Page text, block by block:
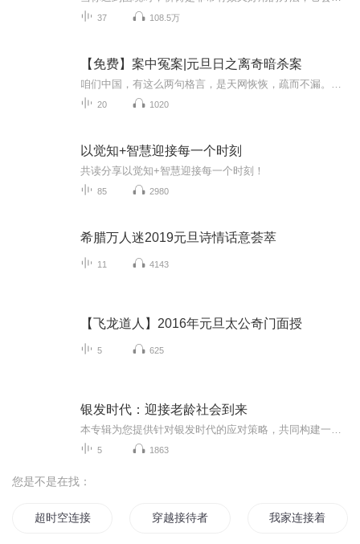
37 108.5万
【免费】案中冤案|元旦日之离奇暗杀案
20 1020
以觉知+智慧迎接每一个时刻
共读分享以觉知+智慧迎接每一个时刻！
85 2980
希腊万人迷2019元旦诗情话意荟萃
11 4143
【飞龙道人】2016年元旦太公奇门面授
5 625
银发时代：迎接老龄社会到来
5 1863
您是不是在找：
超时空连接 穿越接待者 我家连接着异界